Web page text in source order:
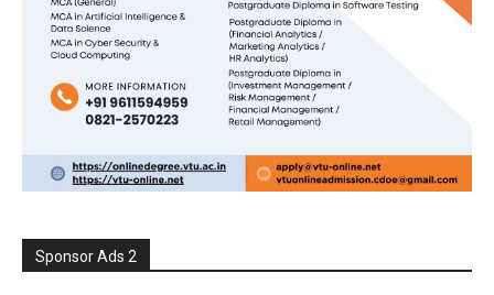
Sponsor Ads 2